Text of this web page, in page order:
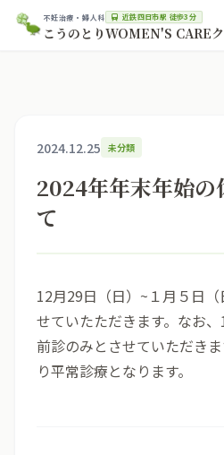
不妊治療・婦人科 近鉄四日市駅 徒歩3分
こうのとりWOMEN'S CARE
2024.12.25 未分類
2024年年末年始の
て
12月29日（日）~１月５日
せていたただきます。なお
前診のみとさせていただき
り平常診療となります。